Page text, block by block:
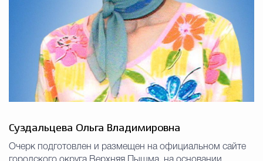
Суздальцева Ольга Владимировна
Очерк подготовлен и размещен на официальном сайте